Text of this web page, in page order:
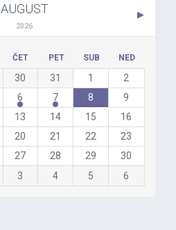
AUGUST
2026
ČET PET SUB NED
30 31 1
2
6 7 8
9
13 14 15
16
20 21 22
23
27 28 29
30
3 4 5 6